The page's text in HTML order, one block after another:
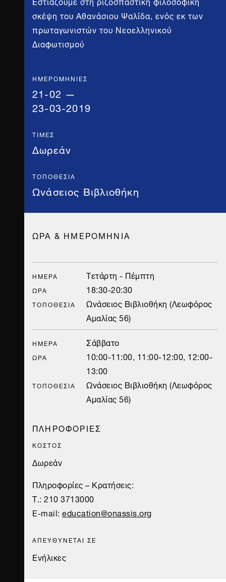
σκέψη του Αθανάσιου Ψαλίδα, ενός εκ των
πρωταγωνιστών του Νεοελληνικού
Διαφωτισμού
ΗΜΕΡΟΜΗΝΊΕΣ
21-02 —
23-03-2019
ΤΙΜΈΣ
Δωρεάν
ΤΟΠΟΘΕΣΊΑ
Ωνάσειος Βιβλιοθήκη
ΩΡΑ & ΗΜΕΡΟΜΗΝΙΑ
ΗΜΈΡΑ Τετάρτη - Πέμπτη
ΏΡΑ 18:30-20:30
ΤΟΠΟΘΕΣΊΑ
Ωνάσειος Βιβλιοθήκη (Λεωφόρος
Αμαλίας 56)
ΗΜΈΡΑ Σάββατο
ΏΡΑ
10:00-11:00, 11:00-12:00, 12:00-
13:00
ΤΟΠΟΘΕΣΊΑ
Ωνάσειος Βιβλιοθήκη (Λεωφόρος
Αμαλίας 56)
ΠΛΗΡΟΦΟΡΙΕΣ
ΚΟΣΤΟΣ
Δωρεάν
Πληροφορίες – Κρατήσεις:
Τ.: 210 3713000
E-mail:education@onassis.org
ΑΠΕΥΘΥΝΕΤΑΙ ΣΕ
Ενήλικες